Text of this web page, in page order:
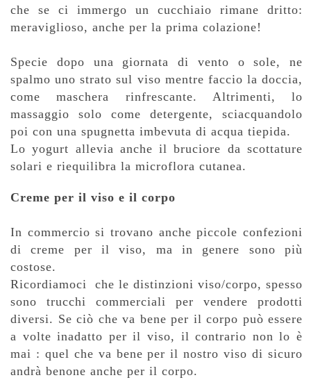
che se ci immergo un cucchiaio rimane dritto:
meraviglioso, anche per la prima colazione!
Specie dopo una giornata di vento o sole, ne
spalmo uno strato sul viso mentre faccio la doccia,
come maschera rinfrescante. Altrimenti, lo
massaggio solo come detergente, sciacquandolo
poi con una spugnetta imbevuta di acqua tiepida.
Lo yogurt allevia anche il bruciore da scottature
solari e riequilibra la microflora cutanea.
Creme per il viso e il corpo
In commercio si trovano anche piccole confezioni
di creme per il viso, ma in genere sono più
costose.
Ricordiamoci che le distinzioni viso/corpo, spesso
sono trucchi commerciali per vendere prodotti
diversi. Se ciò che va bene per il corpo può essere
a volte inadatto per il viso, il contrario non lo è
mai : quel che va bene per il nostro viso di sicuro
andrà benone anche per il corpo.